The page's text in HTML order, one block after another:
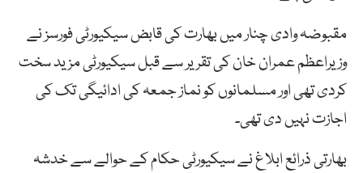
مقبوضہ وادی چنار میں بھارت کی قابض سیکیورٹی فورسز نے
وزیراعظم عمران خان کی تقریر سے قبل سیکیورٹی مزید سخت
کردی تھی اور مسلمانوں کو نماز جمعہ کی ادائیگی تک کی
اجازت نہیں دی تھی۔
بھارتی ذرائع ابلاغ نے سیکیورٹی حکام کے حوالے سے خدشہ